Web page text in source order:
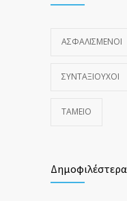
ΑΣΦΑΛΙΣΜΕΝΟΙ
ΣΥΝΤΑΞΙΟΥΧΟΙ
ΤΑΜΕΙΟ
Δημοφιλέστερα